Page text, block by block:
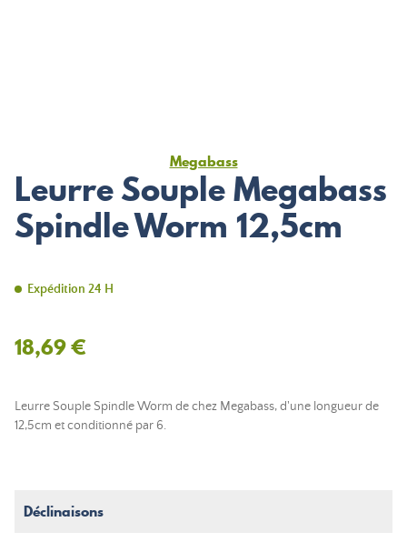
Megabass
Leurre Souple Megabass
Spindle Worm 12,5cm
Expédition 24 H
18,69 €
Leurre Souple Spindle Worm de chez Megabass, d'une longueur de
12,5cm et conditionné par 6.
Déclinaisons